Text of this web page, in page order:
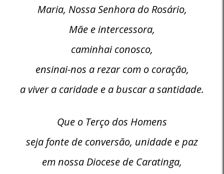
Maria, Nossa Senhora do Rosário,
Mãe e intercessora,
caminhai conosco,
ensinai-nos a rezar com o coração,
a viver a caridade e a buscar a santidade.
Que o Terço dos Homens
seja fonte de conversão, unidade e paz
em nossa Diocese de Caratinga,